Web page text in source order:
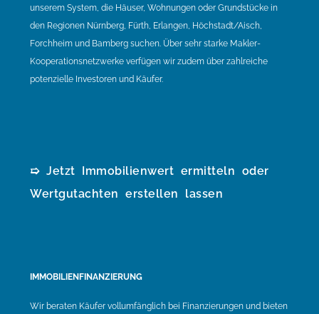
unserem System, die Häuser, Wohnungen oder Grundstücke in
den Regionen Nürnberg, Fürth, Erlangen, Höchstadt/Aisch,
Forchheim und Bamberg suchen. Über sehr starke Makler-
Kooperationsnetzwerke verfügen wir zudem über zahlreiche
potenzielle Investoren und Käufer.
➯ Jetzt Immobilienwert ermitteln oder
Wertgutachten erstellen lassen
IMMOBILIENFINANZIERUNG
Wir beraten Käufer vollumfänglich bei Finanzierungen und bieten